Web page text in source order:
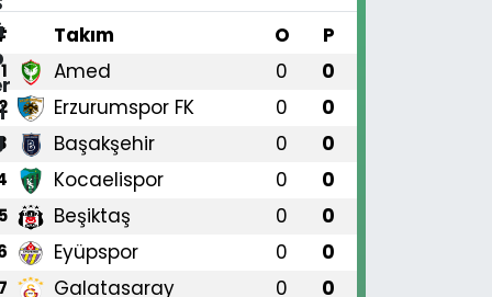
Takım O P
1 Amed 0 0
Erzurumspor FK 0 0
Başakşehir 0 0
Kocaelispor 0 0
Beşiktaş 0 0
Eyüpspor 0 0
Galatasaray 0 0